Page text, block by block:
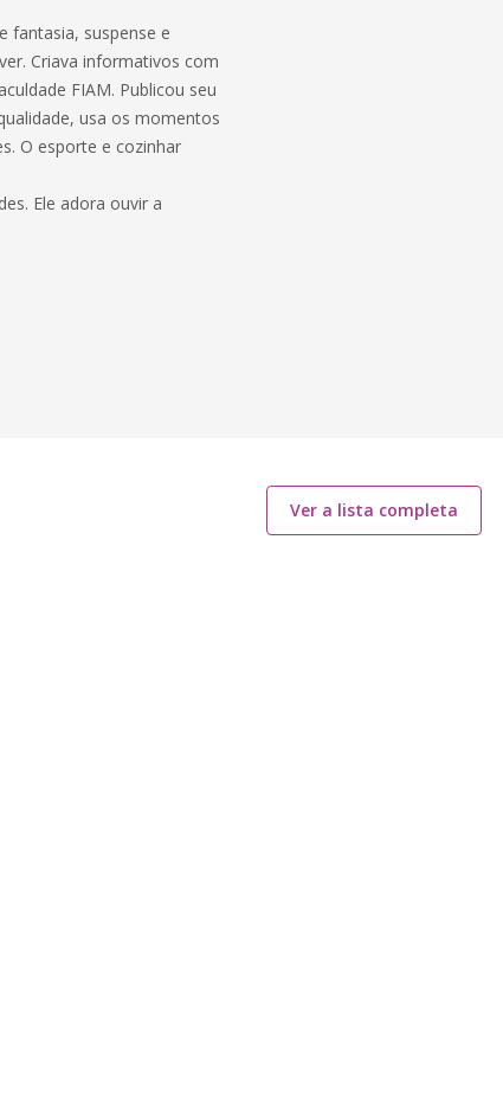
fantasia, suspense e
Criava informativos com
FIAM. Publicou seu
usa os momentos
O esporte e cozinhar
Ele adora ouvir a
Ver a lista completa